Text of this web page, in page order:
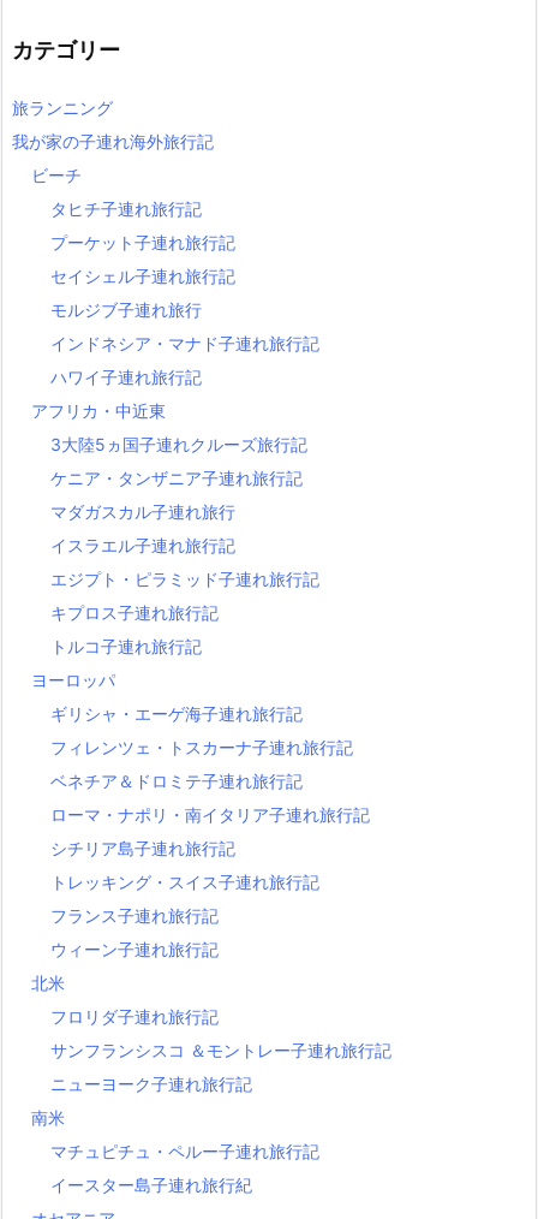
カテゴリー
旅ランニング
我が家の子連れ海外旅行記
ビーチ
タヒチ子連れ旅行記
プーケット子連れ旅行記
セイシェル子連れ旅行記
モルジブ子連れ旅行
インドネシア・マナド子連れ旅行記
ハワイ子連れ旅行記
アフリカ・中近東
3大陸5ヵ国子連れクルーズ旅行記
ケニア・タンザニア子連れ旅行記
マダガスカル子連れ旅行
イスラエル子連れ旅行記
エジプト・ピラミッド子連れ旅行記
キプロス子連れ旅行記
トルコ子連れ旅行記
ヨーロッパ
ギリシャ・エーゲ海子連れ旅行記
フィレンツェ・トスカーナ子連れ旅行記
ベネチア＆ドロミテ子連れ旅行記
ローマ・ナポリ・南イタリア子連れ旅行記
シチリア島子連れ旅行記
トレッキング・スイス子連れ旅行記
フランス子連れ旅行記
ウィーン子連れ旅行記
北米
フロリダ子連れ旅行記
サンフランシスコ ＆モントレー子連れ旅行記
ニューヨーク子連れ旅行記
南米
マチュピチュ・ペルー子連れ旅行記
イースター島子連れ旅行紀